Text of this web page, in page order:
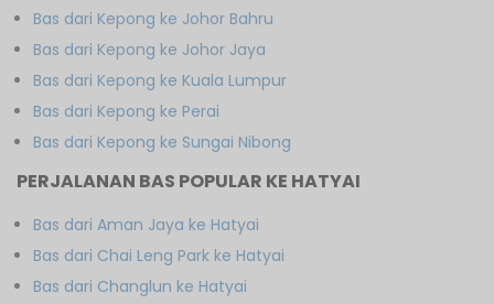
Bas dari Kepong ke Johor Bahru
Bas dari Kepong ke Johor Jaya
Bas dari Kepong ke Kuala Lumpur
Bas dari Kepong ke Perai
Bas dari Kepong ke Sungai Nibong
PERJALANAN BAS POPULAR KE HATYAI
Bas dari Aman Jaya ke Hatyai
Bas dari Chai Leng Park ke Hatyai
Bas dari Changlun ke Hatyai